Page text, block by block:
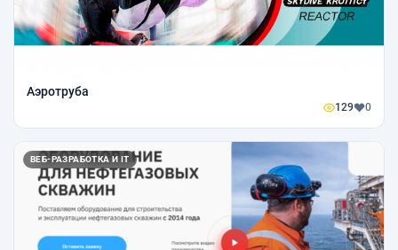
Аэротруба
129 0
ВЕБ-РАЗРАБОТКА И IT